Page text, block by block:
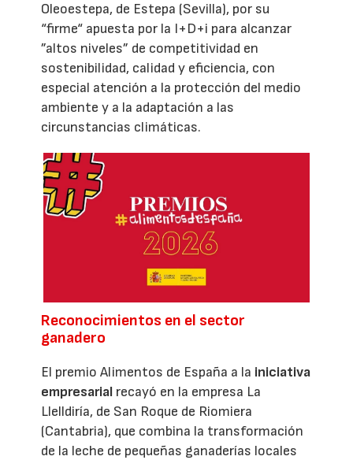
Oleoestepa, de Estepa (Sevilla), por su
“firme“ apuesta por la I+D+i para alcanzar
”altos niveles” de competitividad en
sostenibilidad, calidad y eficiencia, con
especial atención a la protección del medio
ambiente y a la adaptación a las
circunstancias climáticas.
Reconocimientos en el sector
ganadero
El premio Alimentos de España a la iniciativa
empresarial recayó en la empresa La
Llelldiría, de San Roque de Riomiera
(Cantabria), que combina la transformación
de la leche de pequeñas ganaderías locales